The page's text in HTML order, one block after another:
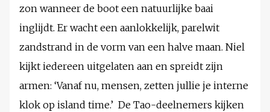
zon wanneer de boot een natuurlijke baai
inglijdt. Er wacht een aanlokkelijk, parelwit
zandstrand in de vorm van een halve maan. Niel
kijkt iedereen uitgelaten aan en spreidt zijn
armen: ‘Vanaf nu, mensen, zetten jullie je interne
klok op island time.’ De Tao-deelnemers kijken